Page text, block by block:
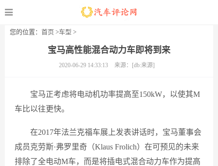
您的位置： 首页 >车型 >
宝马高性能混合动力车即将到来
2020-06-29 14:33:13 来源：[db:来源]
宝马正考虑将电动机功率提高至150kW，以使其M
车比以往更快。
在2017年法兰克福车展上发表讲话时，宝马董事会
成员克劳斯·弗罗里奇（Klaus Frolich）在可预见的未来
排除了全电动M车，而是将插电式混合动力车作为提高